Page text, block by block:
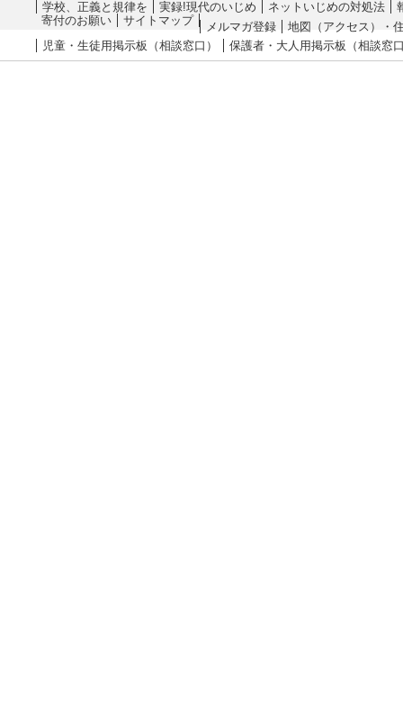
学校、正義と規律を 実録!現代のいじめ ネットいじめの対処法
寄付のお願い
サイトマップ メルマガ登録
地図（アクセス）・
児童・生徒用掲示板（相談窓口）
保護者・大人用掲示板（相談窓